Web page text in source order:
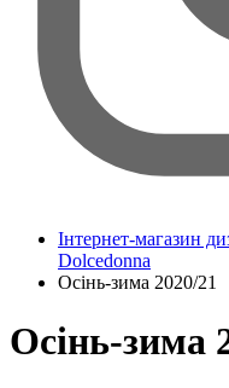
Інтернет-магазин
Dolcedonna
Осінь-зима 2020/21
Осінь-зима